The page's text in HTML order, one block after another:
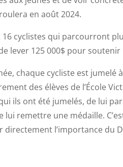
en août 2024.
16 cyclistes qui parcourront
lever 125 000$ pour
chaque cycliste est jumelé
des élèves de l’École
ils ont été jumelés, de lui
remettre une médaille.
l’importance du